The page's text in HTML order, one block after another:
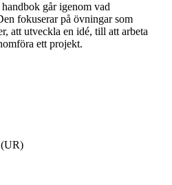
går igenom vad
fokuserar på övningar som
att utveckla en idé, till att arbeta
ett projekt.
(UR)